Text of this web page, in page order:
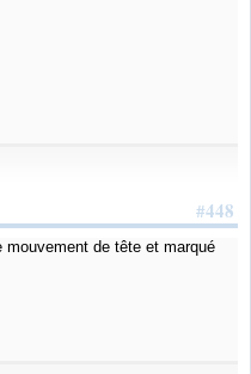
#448
de tête et marqué